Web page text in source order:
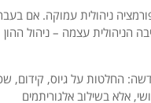
ניהולית עמוקה. אם
הניהולית עצמה – ניהול ההון
החלטות על גיוס, קידום,
אלא בשילוב אלגוריתמים